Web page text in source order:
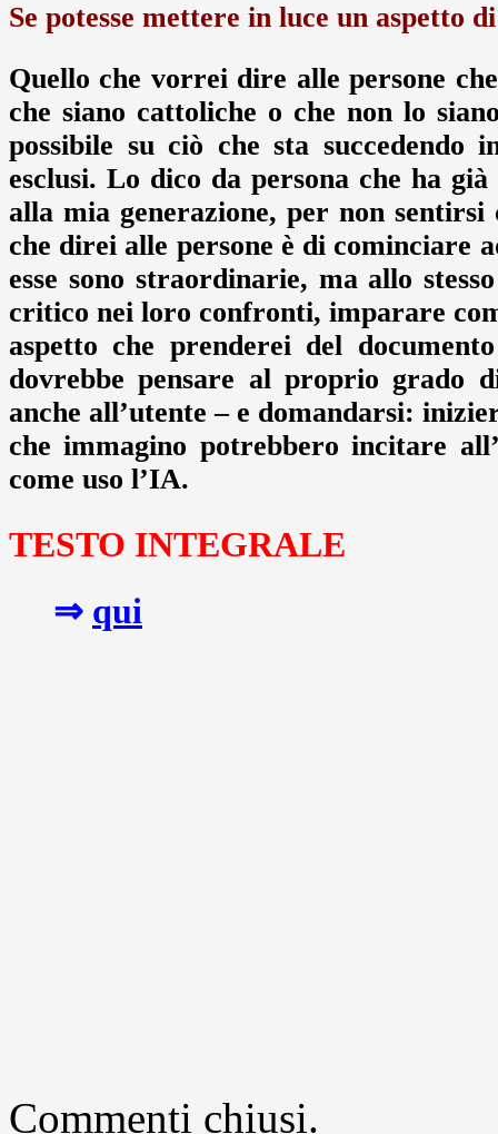
Se potesse mettere in luce un aspetto
Quello che vorrei dire alle persone
che siano cattoliche o che non lo
possibile su ciò che sta succedendo
esclusi. Lo dico da persona che ha
alla mia generazione, per non
che direi alle persone è di cominciare
esse sono straordinarie, ma allo
critico nei loro confronti, imparare
aspetto che prenderei del
dovrebbe pensare al proprio grado
anche all’utente – e domandarsi:
che immagino potrebbero incitare
come uso l’IA.
TESTO INTEGRALE
⇒ qui
Commenti chiusi.